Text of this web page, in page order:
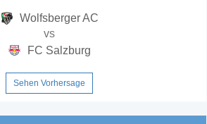
Wolfsberger AC
vs
FC Salzburg
Sehen Vorhersage